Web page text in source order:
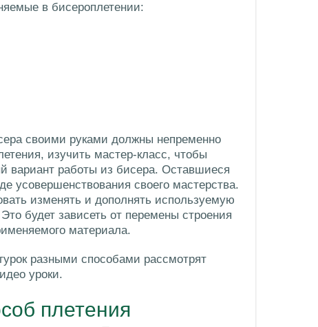
в бисероплетении:
своими руками должны непременно
изучить мастер-класс, чтобы
вариант работы из бисера. Оставшиеся
усовершенствования своего мастерства.
изменять и дополнять используемую
будет зависеть от перемены строения
материала.
разными способами рассмотрят
уроки.
плетения